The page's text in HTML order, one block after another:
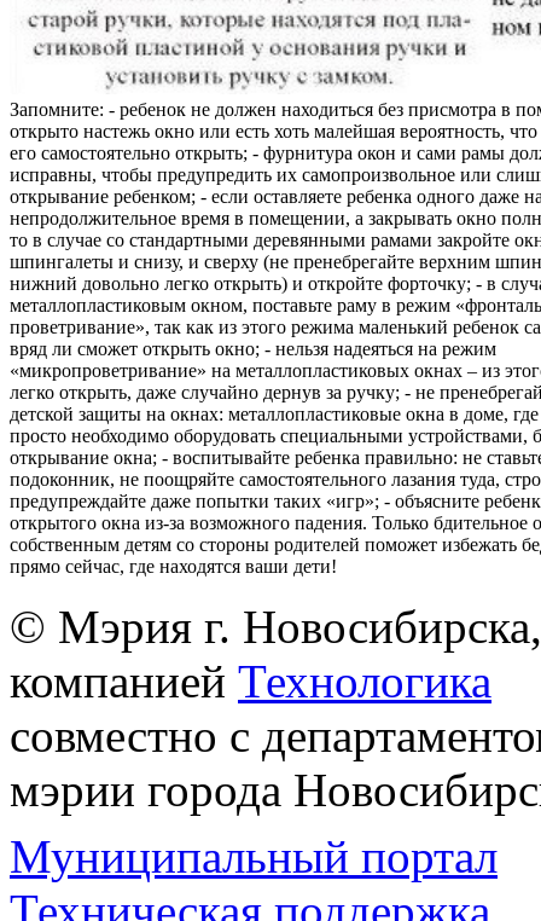
Запомните: - ребенок не должен находиться без присмотра в
открыто настежь окно или есть хоть малейшая вероятность,
его самостоятельно открыть; - фурнитура окон и сами рамы
исправны, чтобы предупредить их самопроизвольное или
открывание ребенком; - если оставляете ребенка одного даже
непродолжительное время в помещении, а закрывать окно
то в случае со стандартными деревянными рамами закройте
шпингалеты и снизу, и сверху (не пренебрегайте верхним
нижний довольно легко открыть) и откройте форточку; - в
металлопластиковым окном, поставьте раму в режим
проветривание», так как из этого режима маленький ребенок
вряд ли сможет открыть окно; - нельзя надеяться на режим
«микропроветривание» на металлопластиковых окнах – из
легко открыть, даже случайно дернув за ручку; - не
детской защиты на окнах: металлопластиковые окна в доме, где
просто необходимо оборудовать специальными
открывание окна; - воспитывайте ребенка правильно: не
подоконник, не поощряйте самостоятельного лазания туда,
предупреждайте даже попытки таких «игр»; - объясните
открытого окна из-за возможного падения. Только бдительное
собственным детям со стороны родителей поможет избежать
прямо сейчас, где находятся ваши дети!
© Мэрия г.
компанией Технологика
совместно с
мэрии города
Муниципальный портал